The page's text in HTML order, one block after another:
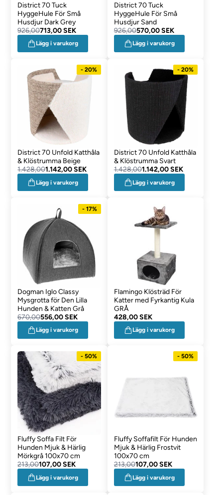
District 70 Tuck
HyggeHule För Små
Husdjur Dark Grey
926,00713,00 SEK
Lägg i varukorg
District 70 Tuck
HyggeHule För Små
Husdjur Sand
926,00570,00 SEK
Lägg i varukorg
- 20%
District 70 Unfold Katthåla
& Klöstrumma Beige
1.428,001.142,00 SEK
Lägg i varukorg
- 20%
District 70 Unfold Katthåla
& Klöstrumma Svart
1.428,001.142,00 SEK
Lägg i varukorg
- 17%
Dogman Iglo Classy
Mysgrotta för Den Lilla
Hunden & Katten Grå
670,00556,00 SEK
Lägg i varukorg
Flamingo Klösträd För
Katter med Fyrkantig Kula
GRÅ
428,00 SEK
Lägg i varukorg
- 50%
Fluffy Soffa Filt För
Hunden Mjuk & Härlig
Mörkgrå 100x70 cm
213,00107,00 SEK
Lägg i varukorg
- 50%
Fluffy Soffafilt För Hunden
Mjuk & Härlig Frostvit
100x70 cm
213,00107,00 SEK
Lägg i varukorg